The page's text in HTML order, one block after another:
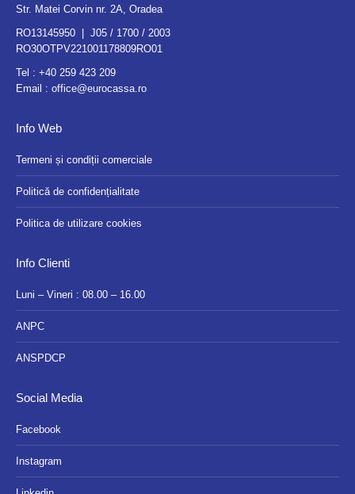
Str. Matei Corvin nr. 2A, Oradea
RO13145950 | J05 / 1700 / 2003
RO30OTPV221001178809RO01
Tel : +40 259 423 209
Email : office@eurocassa.ro
Info Web
Termeni și condiții comerciale
Politică de confidențialitate
Politica de utilizare cookies
Info Clienti
Luni – Vineri : 08.00 – 16.00
ANPC
ANSPDCP
Social Media
Facebook
Instagram